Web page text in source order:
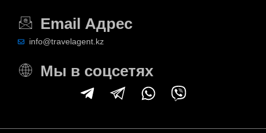
Email Адрес
info@travelagent.kz
Мы в соцсетях